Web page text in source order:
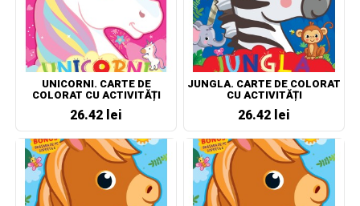
UNICORNI. CARTE DE
COLORAT CU ACTIVITĂȚI
26.42 lei
JUNGLA. CARTE DE COLORAT
CU ACTIVITĂȚI
26.42 lei